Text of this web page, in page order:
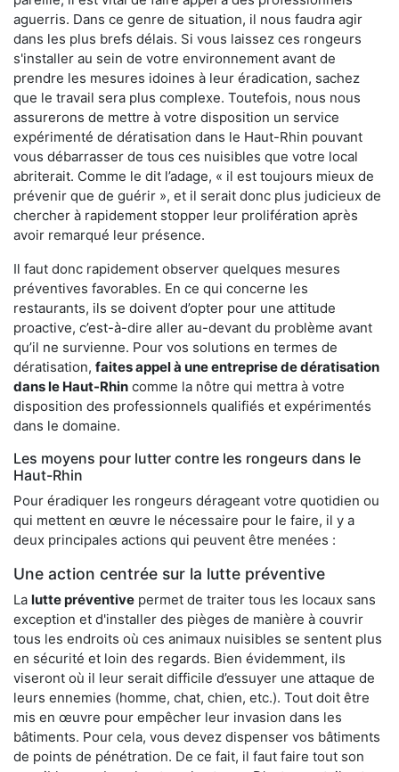
aguerris. Dans ce genre de situation, il nous faudra agir
dans les plus brefs délais. Si vous laissez ces rongeurs
s'installer au sein de votre environnement avant de
prendre les mesures idoines à leur éradication, sachez
que le travail sera plus complexe. Toutefois, nous nous
assurerons de mettre à votre disposition un service
expérimenté de dératisation dans le Haut-Rhin pouvant
vous débarrasser de tous ces nuisibles que votre local
abriterait. Comme le dit l’adage, « il est toujours mieux de
prévenir que de guérir », et il serait donc plus judicieux de
chercher à rapidement stopper leur prolifération après
avoir remarqué leur présence.
Il faut donc rapidement observer quelques mesures
préventives favorables. En ce qui concerne les
restaurants, ils se doivent d’opter pour une attitude
proactive, c’est-à-dire aller au-devant du problème avant
qu’il ne survienne. Pour vos solutions en termes de
dératisation, faites appel à une entreprise de dératisation
dans le Haut-Rhin comme la nôtre qui mettra à votre
disposition des professionnels qualifiés et expérimentés
dans le domaine.
Les moyens pour lutter contre les rongeurs dans le
Haut-Rhin
Pour éradiquer les rongeurs dérageant votre quotidien ou
qui mettent en œuvre le nécessaire pour le faire, il y a
deux principales actions qui peuvent être menées :
Une action centrée sur la lutte préventive
La lutte préventive permet de traiter tous les locaux sans
exception et d'installer des pièges de manière à couvrir
tous les endroits où ces animaux nuisibles se sentent plus
en sécurité et loin des regards. Bien évidemment, ils
viseront où il leur serait difficile d’essuyer une attaque de
leurs ennemies (homme, chat, chien, etc.). Tout doit être
mis en œuvre pour empêcher leur invasion dans les
bâtiments. Pour cela, vous devez dispenser vos bâtiments
de points de pénétration. De ce fait, il faut faire tout son